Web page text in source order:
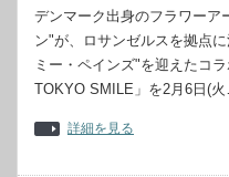
デンマーク出身のフラワーア
ン"が、ロサンゼルスを拠点
ミー・ペインズ"を迎えたコ
TOKYO SMILE」を2月6日(
詳細を見る